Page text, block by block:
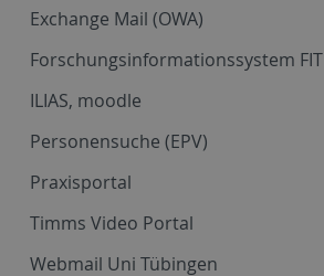
Exchange Mail (OWA)
Forschungsinformationssystem FIT
ILIAS, moodle
Personensuche (EPV)
Praxisportal
Timms Video Portal
Webmail Uni Tübingen